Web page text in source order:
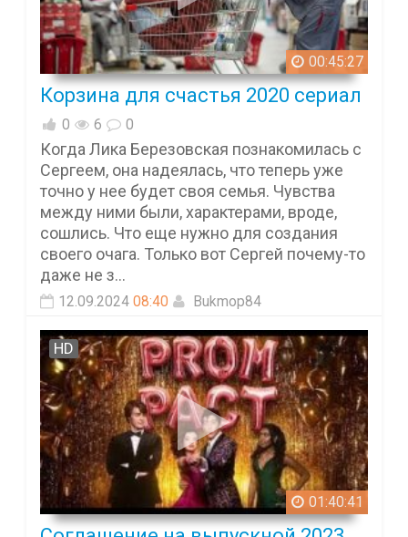
00:45:27
Корзина для счастья 2020 сериал
0 6 0
Когда Лика Березовская познакомилась с
Сергеем, она надеялась, что теперь уже
точно у нее будет своя семья. Чувства
между ними были, характерами, вроде,
сошлись. Что еще нужно для создания
своего очага. Только вот Сергей почему-то
даже не з...
12.09.2024 08:40 Bukmop84
01:40:41
HD